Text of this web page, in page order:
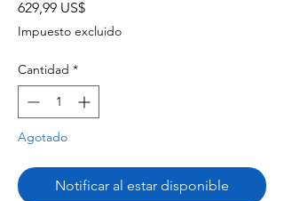
629,99 US$Precio
Impuesto excluido
Cantidad *
Agotado
Notificar al estar disponible